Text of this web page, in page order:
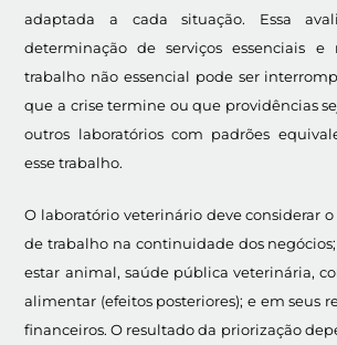
adaptada a cada situação. Essa
determinação de serviços essenciais e
trabalho não essencial pode ser
que a crise termine ou que providências
outros laboratórios com padrões
esse trabalho.
O laboratório veterinário deve considerar
de trabalho na continuidade dos
estar animal, saúde pública veterinária,
alimentar (efeitos posteriores); e em seus
financeiros. O resultado da priorização